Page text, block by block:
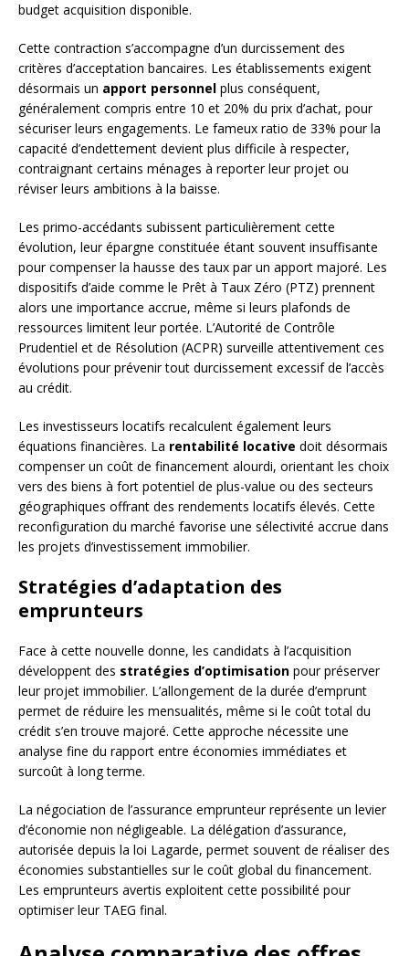
budget acquisition disponible.
Cette contraction s’accompagne d’un durcissement des
critères d’acceptation bancaires. Les établissements exigent
désormais un apport personnel plus conséquent,
généralement compris entre 10 et 20% du prix d’achat, pour
sécuriser leurs engagements. Le fameux ratio de 33% pour la
capacité d’endettement devient plus difficile à respecter,
contraignant certains ménages à reporter leur projet ou
réviser leurs ambitions à la baisse.
Les primo-accédants subissent particulièrement cette
évolution, leur épargne constituée étant souvent insuffisante
pour compenser la hausse des taux par un apport majoré. Les
dispositifs d’aide comme le Prêt à Taux Zéro (PTZ) prennent
alors une importance accrue, même si leurs plafonds de
ressources limitent leur portée. L’Autorité de Contrôle
Prudentiel et de Résolution (ACPR) surveille attentivement ces
évolutions pour prévenir tout durcissement excessif de l’accès
au crédit.
Les investisseurs locatifs recalculent également leurs
équations financières. La rentabilité locative doit désormais
compenser un coût de financement alourdi, orientant les choix
vers des biens à fort potentiel de plus-value ou des secteurs
géographiques offrant des rendements locatifs élevés. Cette
reconfiguration du marché favorise une sélectivité accrue dans
les projets d’investissement immobilier.
Stratégies d’adaptation des
emprunteurs
Face à cette nouvelle donne, les candidats à l’acquisition
développent des stratégies d’optimisation pour préserver
leur projet immobilier. L’allongement de la durée d’emprunt
permet de réduire les mensualités, même si le coût total du
crédit s’en trouve majoré. Cette approche nécessite une
analyse fine du rapport entre économies immédiates et
surcoût à long terme.
La négociation de l’assurance emprunteur représente un levier
d’économie non négligeable. La délégation d’assurance,
autorisée depuis la loi Lagarde, permet souvent de réaliser des
économies substantielles sur le coût global du financement.
Les emprunteurs avertis exploitent cette possibilité pour
optimiser leur TAEG final.